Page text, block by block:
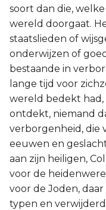
soort dan die,
wereld doorgaat.
staatslieden of
onderwijzen of
bestaande in
lange tijd voor
wereld bedekt had,
ontdekt, niemand
verborgenheid, die
eeuwen en
aan zijn heiligen,
voor de
voor de Joden,
typen en